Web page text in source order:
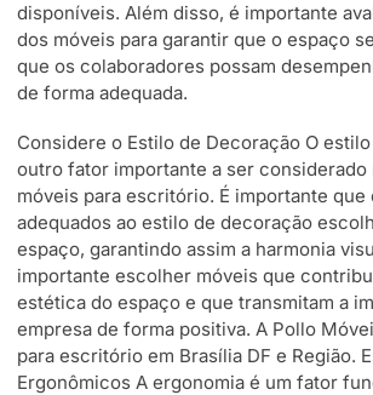
disponíveis. Além disso, é importante
dos móveis para garantir que o espaço
que os colaboradores possam
de forma adequada.
Considere o Estilo de Decoração O
outro fator importante a ser considerado
móveis para escritório. É importante que
adequados ao estilo de decoração
espaço, garantindo assim a harmonia
importante escolher móveis que
estética do espaço e que transmitam a
empresa de forma positiva. A Pollo
para escritório em Brasília DF e Região.
Ergonômicos A ergonomia é um fator